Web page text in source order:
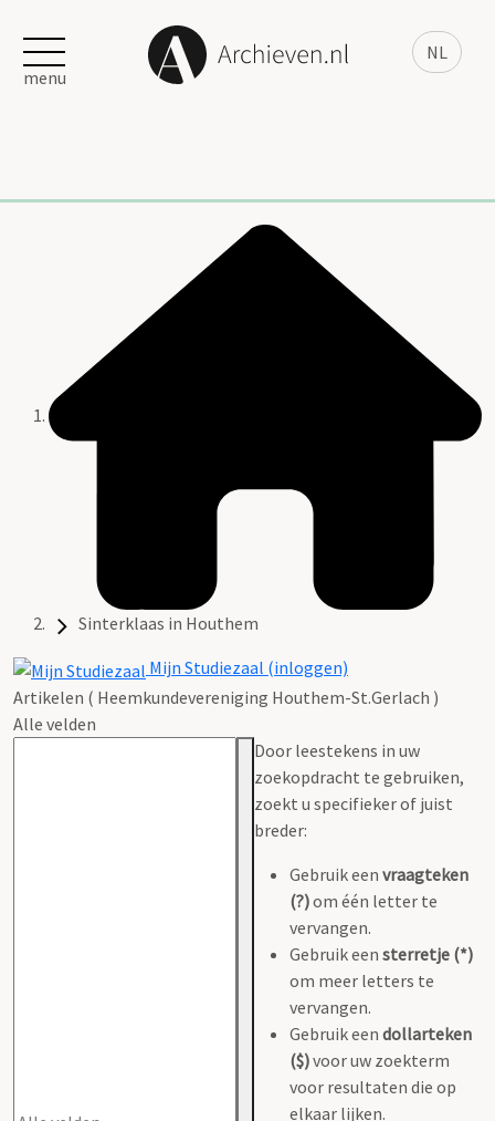
NL
menu
Sinterklaas in Houthem
Mijn Studiezaal (inloggen)
Artikelen ( Heemkundevereniging Houthem-St.Gerlach )
Alle velden
Door leestekens in uw
zoekopdracht te gebruiken,
zoekt u specifieker of juist
breder:
Gebruik een vraagteken
(?)om één letter te
vervangen.
Gebruik een sterretje (*)
om meer letters te
vervangen.
Gebruik een dollarteken
($)voor uw zoekterm
voor resultaten die op
elkaar lijken.